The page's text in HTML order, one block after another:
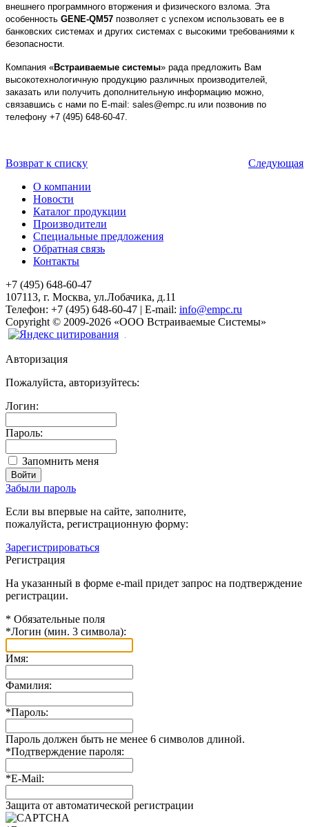
внешнего программного вторжения и физического взлома. Эта
особенность GENE-QM57 позволяет с успехом использовать ее в
банковских системах и других системах с высокими требованиями к
безопасности.
Компания «Встраиваемые системы» рада предложить Вам
высокотехнологичную продукцию различных производителей,
заказать или получить дополнительную информацию можно,
связавшись с нами по E-mail: sales@empc.ru или позвонив по
телефону +7 (495) 648-60-47.
Возврат к списку
Следующая
О компании
Новости
Каталог продукции
Производители
Специальные предложения
Обратная связь
Контакты
+7 (495) 648-60-47
107113, г. Москва, ул.Лобачика, д.11
Телефон: +7 (495) 648-60-47 | E-mail: info@empc.ru
Copyright © 2009-2026 «ООО Встраиваемые Системы»
Авторизация
Пожалуйста, авторизуйтесь:
Логин:
Пароль:
Запомнить меня
Забыли пароль
Если вы впервые на сайте, заполните,
пожалуйста, регистрационную форму:
Зарегистрироваться
Регистрация
На указанный в форме e-mail придет запрос на подтверждение
регистрации.
* Обязательные поля
*Логин (мин. 3 символа):
Имя:
Фамилия:
*Пароль:
Пароль должен быть не менее 6 символов длиной.
*Подтверждение пароля:
*E-Mail:
Защита от автоматической регистрации